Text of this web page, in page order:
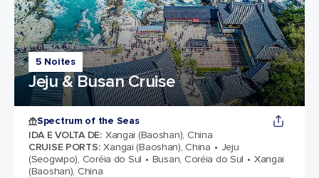
5 Noites
Jeju & Busan Cruise
Spectrum of the Seas
IDA E VOLTA DE: Xangai (Baoshan), China
CRUISE PORTS: Xangai (Baoshan), China
Jeju
(Seogwipo), Coréia do Sul
Busan, Coréia do Sul
Xangai
(Baoshan), China